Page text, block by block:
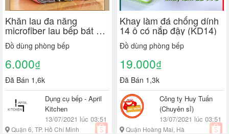
Khăn lau đa năng
microfiber lau bếp bát dĩa
thấm hút tốt chống dầu
mỡ loại to 25x25
Đồ dùng phòng bếp
6.000₫
Đã Bán 1,6k
Dụng cụ bếp - April
Kitchen
13/07/2021 lúc 03:51
Quận 6, TP. Hồ Chí Minh
Khay làm đá chống dính
14 ô có nắp đậy (KD14)
Đồ dùng phòng bếp
19.000₫
Đã Bán 1,3k
Công ty Huy Tuấn
(Chuyên sỉ)
13/07/2021 lúc 03:51
Quận Hoàng Mai, Hà